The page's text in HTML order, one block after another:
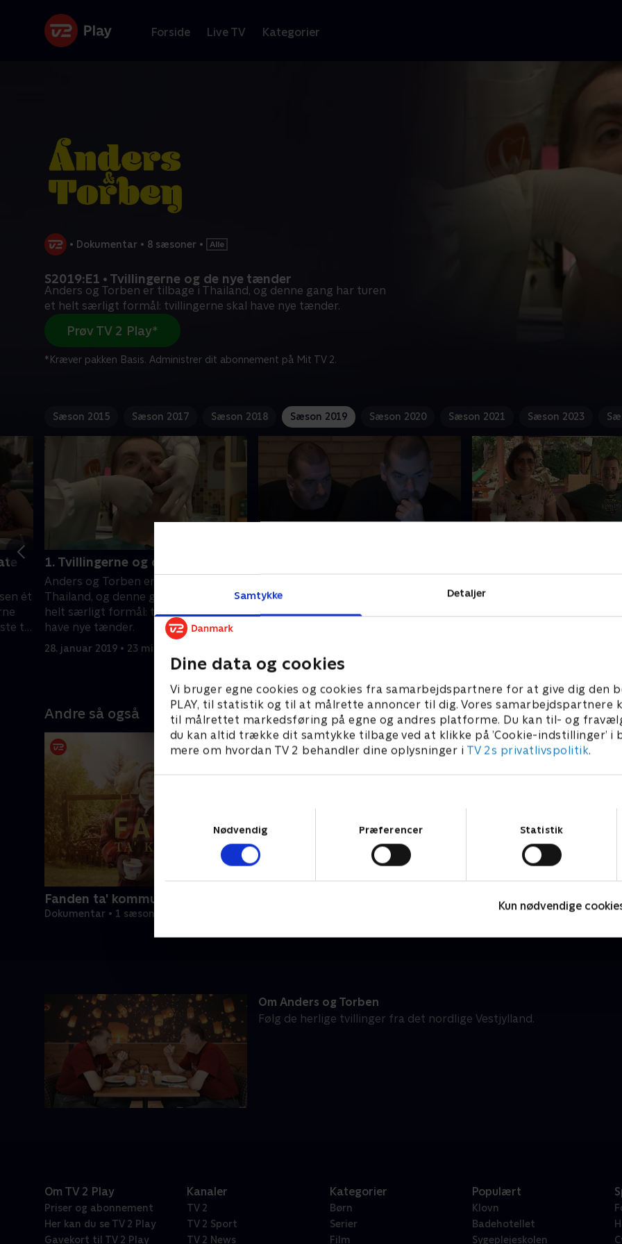
Samtykke Detaljer
Dine data og cookies
Vi bruger egne cookies og cookies fra samarbejdspartnere for at give dig den
PLAY, til statistik og til at målrette annoncer til dig. Vores samarbejdspartnere
til målrettet markedsføring på egne og andres platforme. Du kan til- og
du kan altid trække dit samtykke tilbage ved at klikke på ’Cookie-indstillinger’ i
mere om hvordan TV 2 behandler dine oplysninger i TV 2s privatlivspolitik.
Nødvendig
Præferencer Statistik
Kun nødvendige
Forside Live TV Kategorier
• Dokumentar • 8 sæsoner •
S2019:E1 • Tvillingerne og de nye tænder
Anders og Torben er tilbage i Thailand, og denne gang har turen
et helt særligt formål: tvillingerne skal have nye tænder.
Prøv TV 2 Play*
*Kræver pakken Basis. Administrer dit abonnement på Mit TV 2.
Sæson 2015 Sæson 2017 Sæson 2018 Sæson 2019 Sæson 2020 Sæson 2021 Sæson 2023
ét
til
1. Tvillingerne og de nye tænder
Anders og Torben er tilbage i
Thailand, og denne gang har turen et
helt særligt formål: tvillingerne skal
have nye tænder.
28. januar 2019 • 23 min
for at gøre noget ved alt det, der har
ligget og ventet, så nu skal de både
Torben har fået en ny
Andre så også
Fanden ta' kommunen
Dokumentar • 1 sæsoner
Om Anders og Torben
Følg de herlige tvillinger fra det nordlige Vestjylland.
Om TV 2 Play
Priser og abonnement
Her kan du se TV 2 Play
Gavekort til TV 2 Play
Kanaler
TV 2
TV 2 Sport
TV 2 News
Kategorier
Børn
Serier
Film
Populært
Klovn
Badehotellet
Sygeplejeskolen